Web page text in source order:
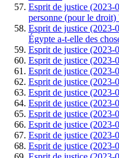
Esprit de justice (2023-
personne (pour le droit)
Esprit de justice (2023-
Égypte a-t-elle des
Esprit de justice (2023-
Esprit de justice (2023-
Esprit de justice (2023-
Esprit de justice (2023-
Esprit de justice (2023-
Esprit de justice (2023-
Esprit de justice (2023-
Esprit de justice (2023-
Esprit de justice (2023-
Esprit de justice (2023-